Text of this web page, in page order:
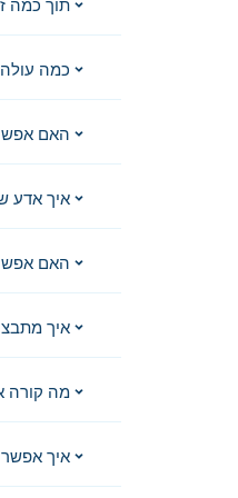
תוך כמה
כמה
האם
איך אדע
האם
איך
מה קורה
איך